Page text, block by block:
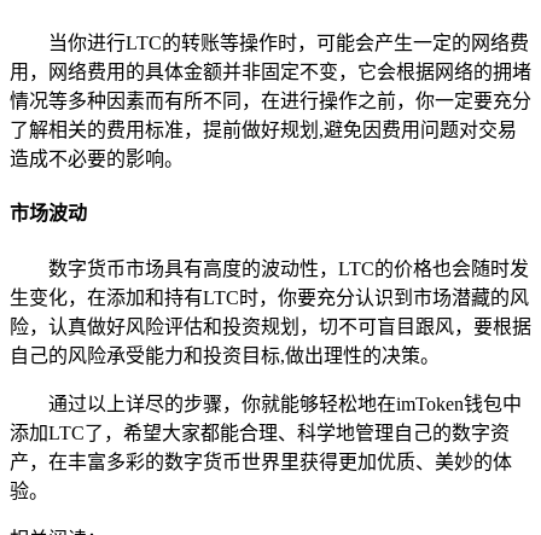
当你进行LTC的转账等操作时，可能会产生一定的网络费
用，网络费用的具体金额并非固定不变，它会根据网络的拥堵
情况等多种因素而有所不同，在进行操作之前，你一定要充分
了解相关的费用标准，提前做好规划,避免因费用问题对交易
造成不必要的影响。
市场波动
数字货币市场具有高度的波动性，LTC的价格也会随时发
生变化，在添加和持有LTC时，你要充分认识到市场潜藏的风
险，认真做好风险评估和投资规划，切不可盲目跟风，要根据
自己的风险承受能力和投资目标,做出理性的决策。
通过以上详尽的步骤，你就能够轻松地在imToken钱包中
添加LTC了，希望大家都能合理、科学地管理自己的数字资
产，在丰富多彩的数字货币世界里获得更加优质、美妙的体
验。